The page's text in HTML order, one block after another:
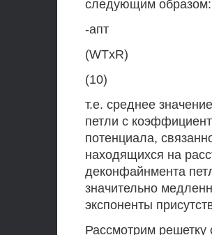
следующим образом:
-апт
(WTxR)
(10)
т.е. среднее
петли с
потенциала,
находящихся на
деконфайнмента
значительно
экспоненты
Рассмотрим